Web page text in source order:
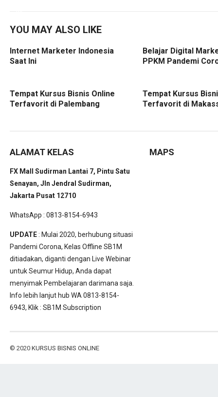
YOU MAY ALSO LIKE
Internet Marketer Indonesia
Saat Ini
Belajar Digital
PPKM Pandemi
Tempat Kursus Bisnis Online
Terfavorit di Palembang
Tempat Kursus
Terfavorit di
ALAMAT KELAS
FX Mall Sudirman Lantai 7, Pintu Satu
Senayan, Jln Jendral Sudirman,
Jakarta Pusat 12710
WhatsApp : 0813-8154-6943
UPDATE: Mulai 2020, berhubung situasi
Pandemi Corona, Kelas Offline SB1M
ditiadakan, diganti dengan Live Webinar
untuk Seumur Hidup, Anda dapat
menyimak Pembelajaran darimana saja.
Info lebih lanjut hub WA 0813-8154-
6943, Klik : SB1M Subscription
MAPS
© 2020 KURSUS BISNIS ONLINE